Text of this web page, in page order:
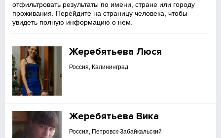
отфильтровать результаты по имени, стране или городу
проживания. Перейдите на страницу человека, чтобы
увидеть полную информацию о нем.
Жеребятьева Люся
Россия, Калининград
Жеребятьева Вика
Россия, Петровск-Забайкальский